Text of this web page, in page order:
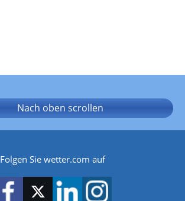
Nach oben scrollen
Folgen Sie wetter.com auf